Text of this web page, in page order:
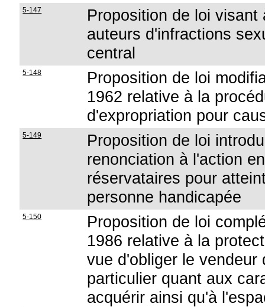
5-147
Proposition de loi
auteurs d'infractions
central
5-148
Proposition de loi
1962 relative à la
d'expropriation pour
5-149
Proposition de loi
renonciation à l'action
réservataires pour
personne handicapée
5-150
Proposition de loi
1986 relative à la
vue d'obliger le vendeur
particulier quant aux
acquérir ainsi qu'à